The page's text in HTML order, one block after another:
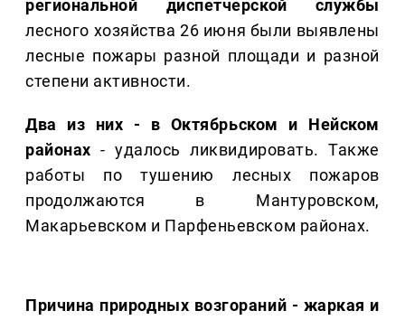
региональной диспетчерской службы
лесного хозяйства 26 июня были выявлены
лесные пожары разной площади и разной
степени активности.
Два из них - в Октябрьском и Нейском
районах - удалось ликвидировать. Также
работы по тушению лесных пожаров
продолжаются в Мантуровском,
Макарьевском и Парфеньевском районах.
Причина природных возгораний - жаркая и